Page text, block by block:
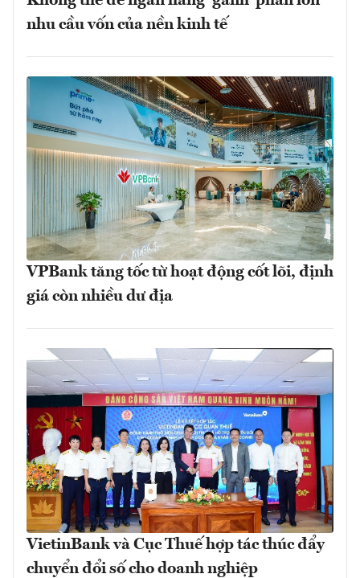
nhu cầu vốn của nền kinh tế
VPBank tăng tốc từ hoạt động cốt lõi, định
giá còn nhiều dư địa
VietinBank và Cục Thuế hợp tác thúc đẩy
chuyển đổi số cho doanh nghiệp